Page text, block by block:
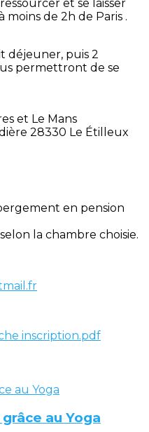
et se laisser
de 2h de Paris .
déjeuner, puis 2
permettront de se
et Le Mans
28330 Le Étilleux
en pension
la chambre choisie.
inscription.pdf
au Yoga